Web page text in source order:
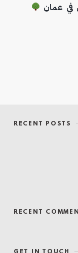
في عمان
RECENT POSTS
RECENT